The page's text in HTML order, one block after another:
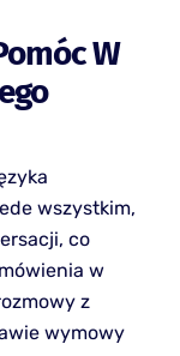
W
wszystkim,
co
w
z
wymowy